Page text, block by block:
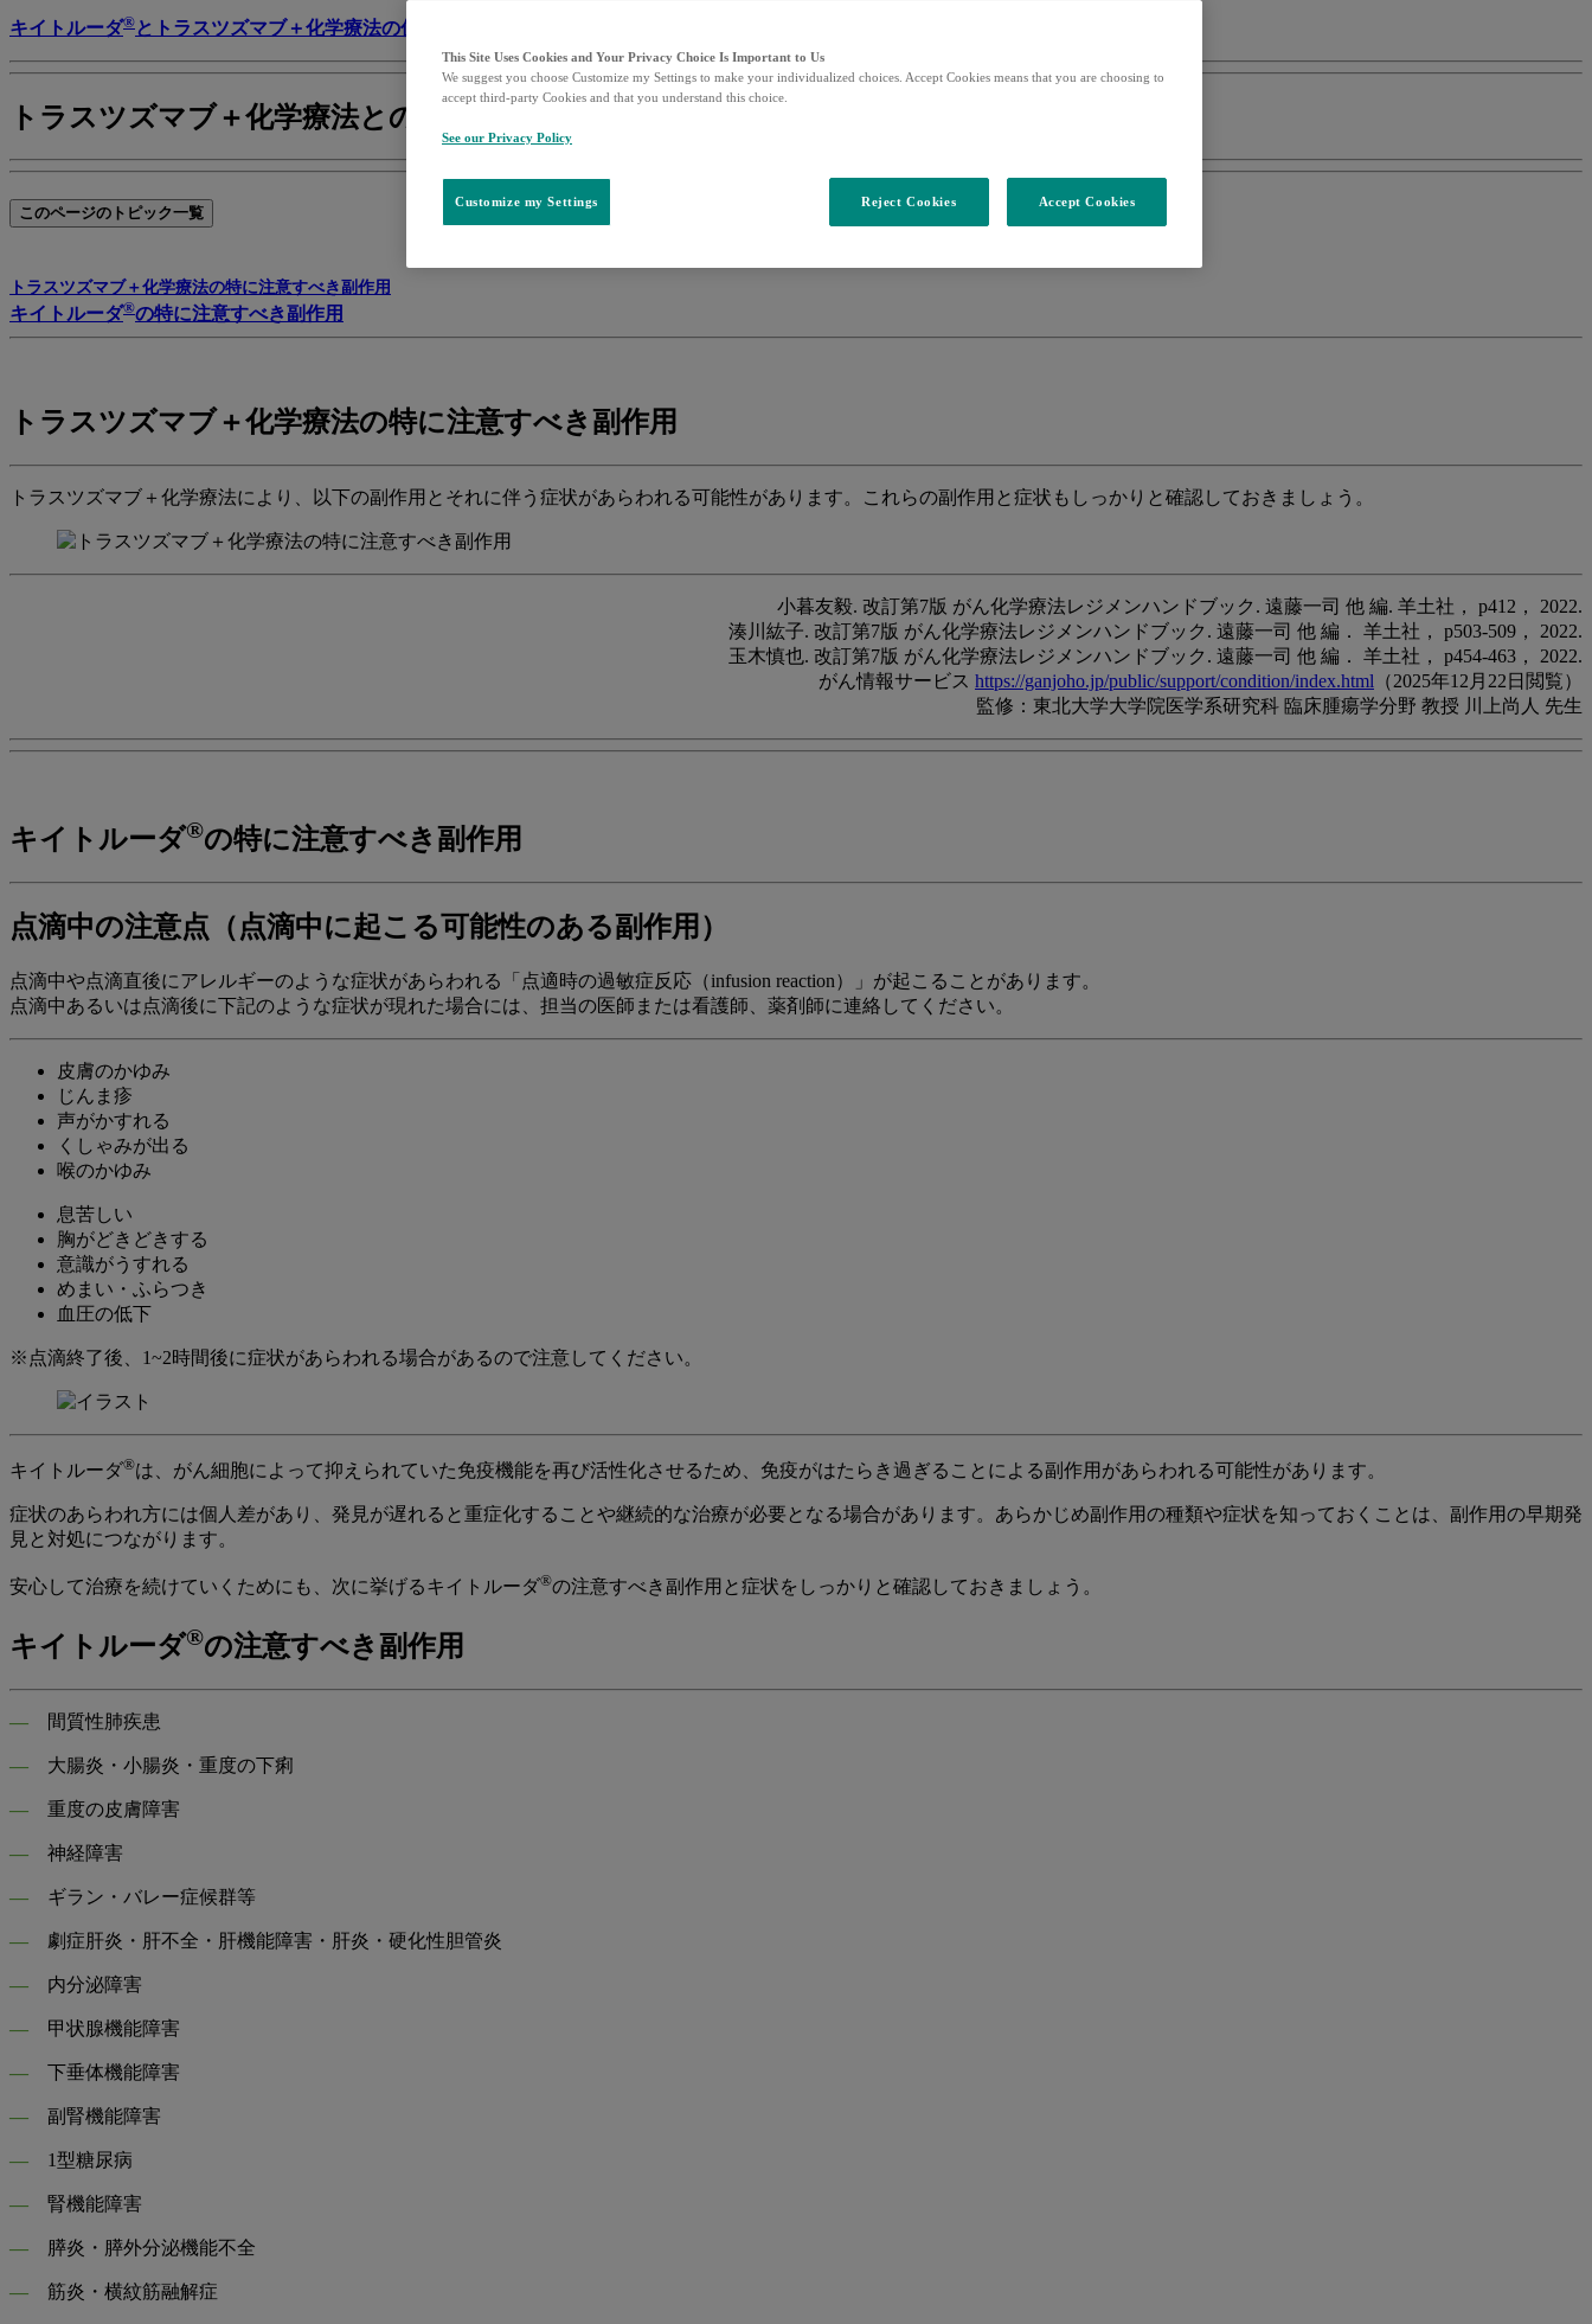
キイトルーダ® とトラスツズマブ＋化学療法の併用治療Q&A
トラスツズマブ＋化学療法との併用治療の注意点
このページのトピック一覧
トラ スツズマブ＋化学療法の特に注意すべき副作用
キイトルーダ®の特に注意すべき副作用
トラスツズマブ＋化学療法の特に注意すべき副作用
トラスツズマブ＋化学療法により、以下の副作用とそれに伴う症状があらわれる可能性があります。これらの副作用と症状もしっかりと確認しておきましょう。
小暮友毅. 改訂第7版 がん化学療法レジメンハンドブック. 遠藤一司 他 編. 羊土社， p412， 2022.
湊川紘子. 改訂第7版 がん化学療法レジメンハンドブック. 遠藤一司 他 編． 羊土社， p503-509， 2022.
玉木慎也. 改訂第7版 がん化学療法レジメンハンドブック. 遠藤一司 他 編． 羊土社， p454-463， 2022.
がん情報サービス https://ganjoho.jp/public/support/condition/index.html （2025年12月22日閲覧）
監修：東北大学大学院医学系研究科 臨床腫瘍学分野 教授 川上尚人 先生
キイトルーダ®の特に注意すべき副作用
点滴中の注意点（点滴中に起こる可能性のある副作用）
点滴中や点滴直後にアレルギーのような症状があらわれる「点適時の過敏症反応（infusion reaction）」が起こることがあります。
点滴中あるいは点滴後に下記のような症状が現れた場合には、担当の医師または看護師、薬剤師に連絡してください。
皮膚のかゆみ
じんま疹
声がかすれる
くしゃみが出る
喉のかゆみ
息苦しい
胸がどきどきする
意識がうすれる
めまい・ふらつき
血圧の低下
※点滴終了後、1~2時間後に症状があらわれる場合があるので注意してください。
キイトルーダ®は、がん細胞によって抑えられていた免疫機能を再び活性化させるため、免疫がはたらき過ぎることによる副作用があらわれる可能性があります。
症状のあらわれ方には個人差があり、発見が遅れると重症化することや継続的な治療が必要となる場合があります。あらかじめ副作用の種類や症状を知っておくことは、副作用の早期発
見と対処につながります。
安心して治療を続けていくためにも、次に挙げるキイトルーダ®の注意すべき副作用と症状をしっかりと確認しておきましょう。
キイトルーダ®の注意すべき副作用
― 間質性肺疾患
― 大腸炎・小腸炎・重度の下痢
― 重度の皮膚障害
― 神経障害
― ギラン・バレー症候群等
― 劇症肝炎・肝不全・肝機能障害・肝炎・硬化性胆管炎
― 内分泌障害
― 甲状腺機能障害
― 下垂体機能障害
― 副腎機能障害
― 1型糖尿病
― 腎機能障害
― 膵炎・膵外分泌機能不全
― 筋炎・横紋筋融解症
This Site Uses Cookies and Your Privacy Choice Is Important to Us
We suggest you choose Customize my Settings to make your individualized choices. Accept Cookies means that you are choosing to
accept third-party Cookies and that you understand this choice.
See our Privacy Policy
Customize my Settings Reject Cookies Accept Cookies